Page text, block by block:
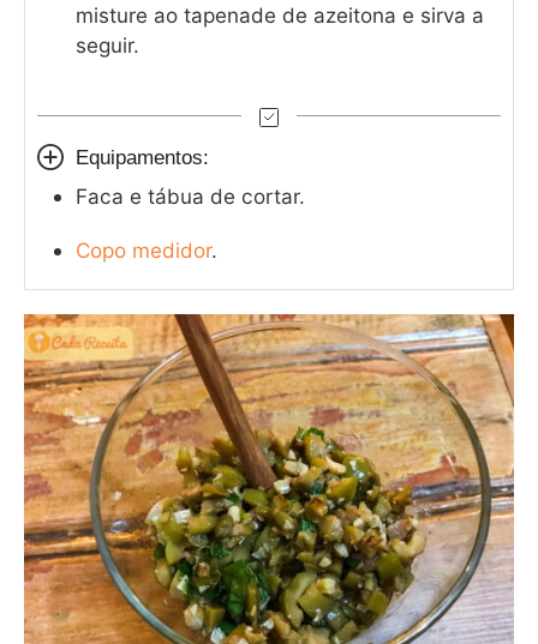
misture ao tapenade de azeitona e sirva a
seguir.
Equipamentos:
Faca e tábua de cortar.
Copo medidor.